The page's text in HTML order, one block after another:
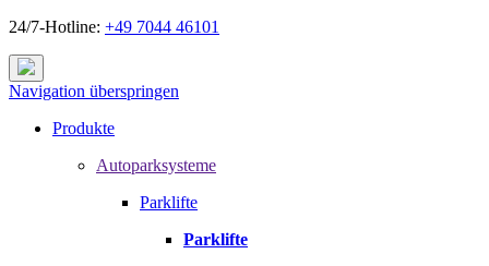
24/7-Hotline: +49 7044 46101
Navigation überspringen
Produkte
Autoparksysteme
Parklifte
Parklifte